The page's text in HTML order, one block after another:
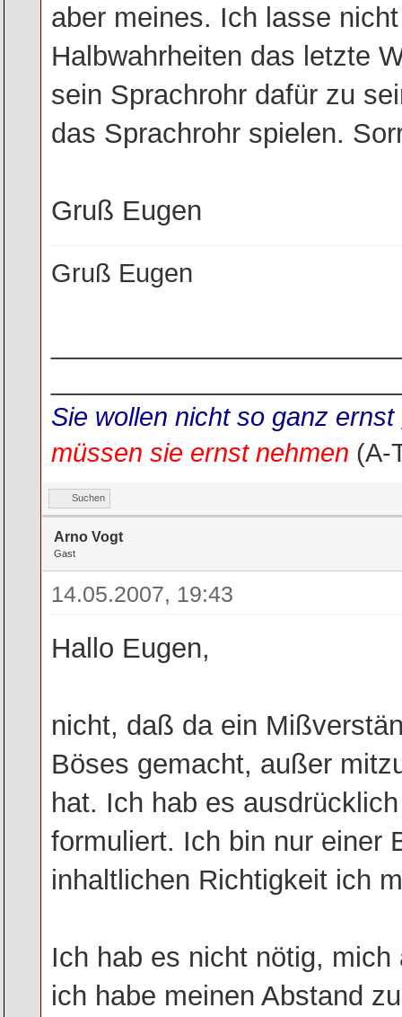
aber meines. Ich lasse
Halbwahrheiten das letzte
sein Sprachrohr dafür zu
das Sprachrohr spielen.
Gruß Eugen
Gruß Eugen
Sie wollen nicht so ganz
müssen sie ernst nehmen (A-
Suchen
Arno Vogt
Gast
14.05.2007, 19:43
Hallo Eugen,
nicht, daß da ein
Böses gemacht, außer
hat. Ich hab es
formuliert. Ich bin nur einer
inhaltlichen Richtigkeit ich
Ich hab es nicht nötig,
ich habe meinen Abstand